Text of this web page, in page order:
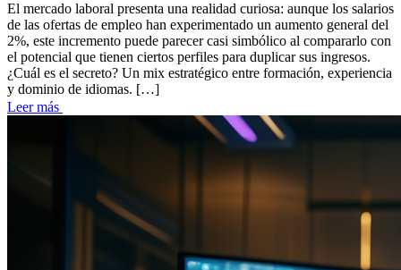
El mercado laboral presenta una realidad curiosa: aunque los salarios
de las ofertas de empleo han experimentado un aumento general del
2%, este incremento puede parecer casi simbólico al compararlo con
el potencial que tienen ciertos perfiles para duplicar sus ingresos.
¿Cuál es el secreto? Un mix estratégico entre formación, experiencia
y dominio de idiomas. […]
Leer más